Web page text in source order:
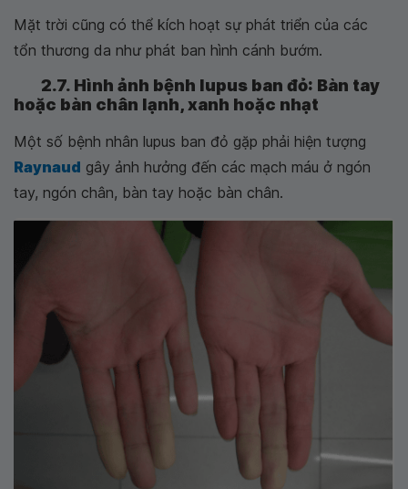
Mặt trời cũng có thể kích hoạt sự phát triển của các
tổn thương da như phát ban hình cánh bướm.
2.7. Hình ảnh bệnh lupus ban đỏ: Bàn tay
hoặc bàn chân lạnh, xanh hoặc nhạt
Một số bệnh nhân lupus ban đỏ gặp phải hiện tượng
Raynaud gây ảnh hưởng đến các mạch máu ở ngón
tay, ngón chân, bàn tay hoặc bàn chân.